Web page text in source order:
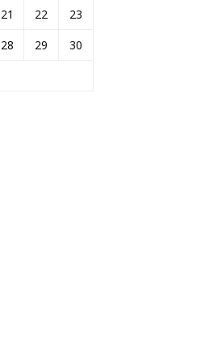
21 22
23
28 29
30